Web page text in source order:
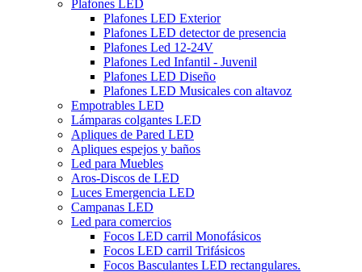
Plafones LED
Plafones LED Exterior
Plafones LED detector de presencia
Plafones Led 12-24V
Plafones Led Infantil - Juvenil
Plafones LED Diseño
Plafones LED Musicales con altavoz
Empotrables LED
Lámparas colgantes LED
Apliques de Pared LED
Apliques espejos y baños
Led para Muebles
Aros-Discos de LED
Luces Emergencia LED
Campanas LED
Led para comercios
Focos LED carril Monofásicos
Focos LED carril Trifásicos
Focos Basculantes LED rectangulares.